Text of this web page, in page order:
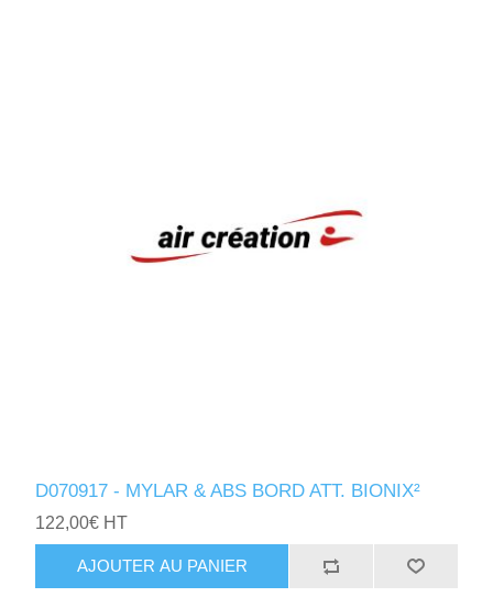
D070917 - MYLAR & ABS BORD ATT. BIONIX²
122,00€ HT
AJOUTER AU PANIER